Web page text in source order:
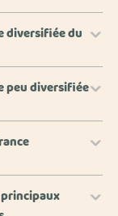
peu diversifiée